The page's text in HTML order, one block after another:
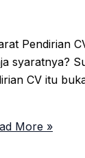
Pendirian
syaratnya?
CV itu
More »